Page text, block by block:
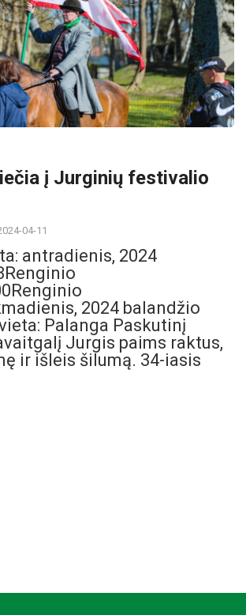
į Jurginių festivalio
04-11
antradienis, 2024
2024 balandžio
Palanga Paskutinį
Jurgis paims raktus,
ir išleis šilumą. 34-iasis